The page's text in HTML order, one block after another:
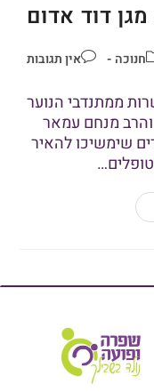
דוד אדום
חנוכה אין תגובות
ממתנדבי הנוער
מנחם עמאר
שימשיכו להאיר